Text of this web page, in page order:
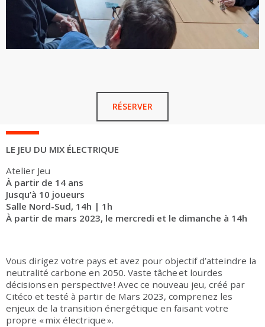
RÉSERVER
LE JEU DU MIX ÉLECTRIQUE
Atelier Jeu
À partir de 14 ans
Jusqu’à 10 joueurs
Salle Nord-Sud, 14h | 1h
À partir de mars 2023, le mercredi et le dimanche à 14h
Vous dirigez votre pays et avez pour objectif d’atteindre la
neutralité carbone en 2050. Vaste tâche et lourdes
décisions en perspective ! Avec ce nouveau jeu, créé par
Citéco et testé à partir de Mars 2023, comprenez les
enjeux de la transition énergétique en faisant votre
propre « mix électrique ».